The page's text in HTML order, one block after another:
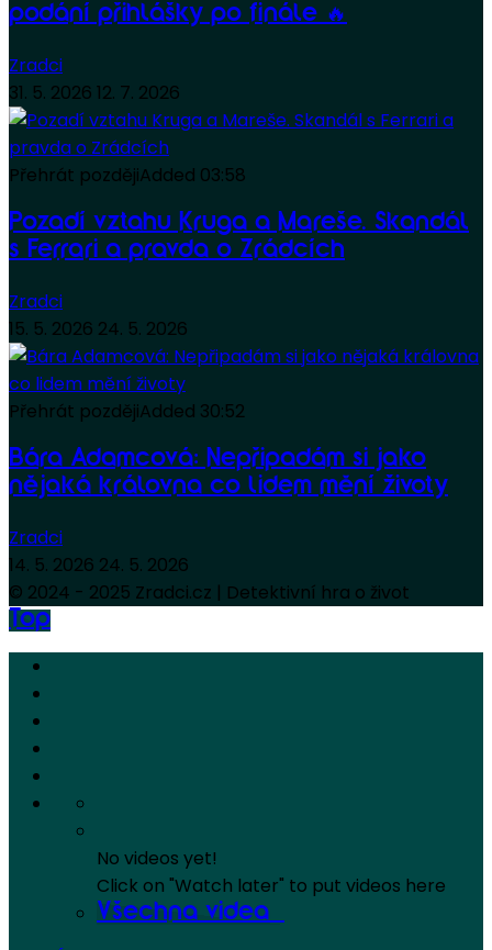
podání přihlášky po finále 🔥
Zradci
31. 5. 2026 12. 7. 2026
Přehrát pozdějiAdded 03:58
Pozadí vztahu Kruga a Mareše. Skandál
s Ferrari a pravda o Zrádcích
Zradci
15. 5. 2026 24. 5. 2026
Přehrát pozdějiAdded 30:52
Bára Adamcová: Nepřipadám si jako
nějaká královna co lidem mění životy
Zradci
14. 5. 2026 24. 5. 2026
© 2024 - 2025 Zradci.cz | Detektivní hra o život
Top
No videos yet!
Click on "Watch later" to put videos here
Všechna videa